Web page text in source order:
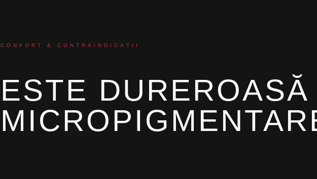
CONFORT & CONTRAINDICAȚII
ESTE DUREROASĂ